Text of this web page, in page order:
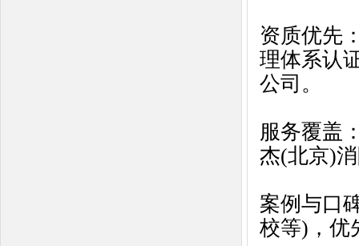
资质优先‌
理体系认
公司。
服务覆盖‌
杰(北京)
案例与口
校等)，优